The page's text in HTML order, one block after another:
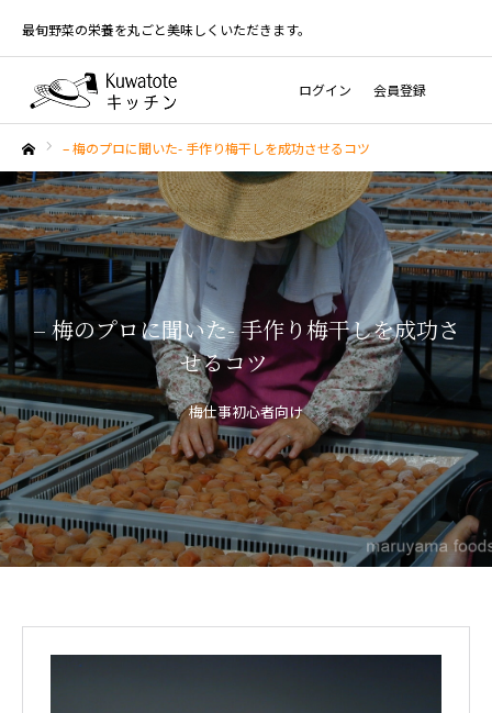
最旬野菜の栄養を丸ごと美味しくいただきます。
ログイン 会員登録
– 梅のプロに聞いた- 手作り梅干しを成功させるコツ
– 梅のプロに聞いた- 手作り梅干しを成功さ
せるコツ
梅仕事初心者向け